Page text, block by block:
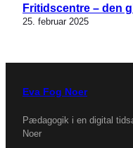
Fritidscentre – den
25. februar 2025
Eva Fog Noer
Pædagogik i en digital
Noer